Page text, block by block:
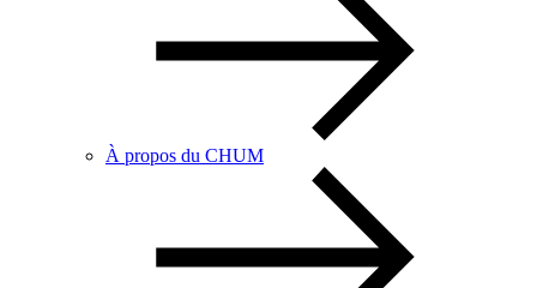
À propos du CHUM